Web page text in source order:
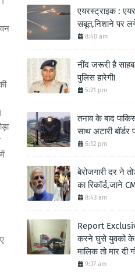
एयरस्ट्राइक :
सबूत,निशाने पर
8:40 am
नींद जरूरी है
पुलिस हारेगी!
5:21 pm
तनाव के बाद
साथ अटारी
6:12 pm
बेरोजगारी दर ने
का रिकॉर्ड,जाने
8:43 am
Report
करने घुसे युवको
मालिक तो मार दी
9:37 am